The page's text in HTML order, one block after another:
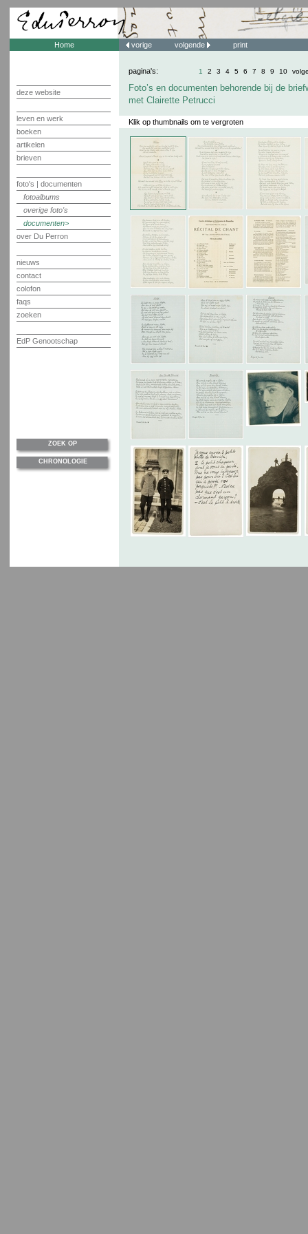
Home
deze website
leven en werk
boeken
artikelen
brieven
foto's | documenten
fotoalbums
overige foto's
documenten
over Du Perron
nieuws
contact
colofon
faqs
zoeken
EdP Genootschap
vorige volgende print
pagina's: 1 2 3 4 5 6 7 8 9 10
Foto’s en documenten behorende bij de
met Clairette Petrucci
Klik op thumbnails om te vergroten
ZOEK OP
CHRONOLOGIE